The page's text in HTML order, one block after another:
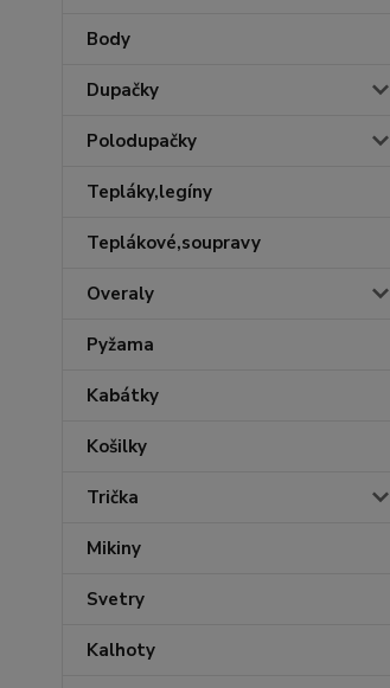
Body
Dupačky
Polodupačky
Tepláky,legíny
Teplákové,soupravy
Overaly
Pyžama
Kabátky
Košilky
Trička
Mikiny
Svetry
Kalhoty